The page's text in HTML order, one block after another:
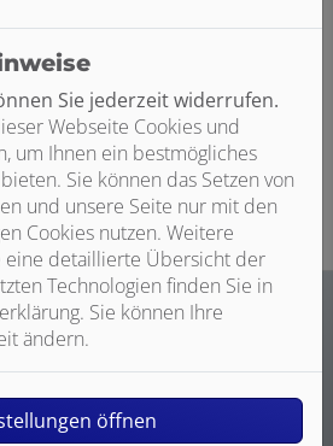
und Sicherheit. Das
Funktion speziell auf die
ausgerichtet und integriert in
und
Sanitärkonzepte.
und Messegeländesowie
und Schulenbedürfen
Nutzung durch viele
Sie jederzeit widerrufen.
Webseite Cookies und
um Ihnen ein bestmögliches
Sie können das Setzen von
und unsere Seite nur mit den
Cookies nutzen. Weitere
eine detaillierte Übersicht der
Technologien finden Sie in
Sie können Ihre
ändern.
öffnen